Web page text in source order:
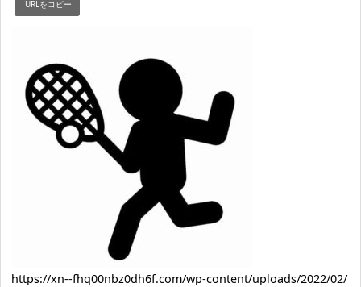
https://xn--fhq00nbz0dh6f.com/wp-content/uploads/2022/02/